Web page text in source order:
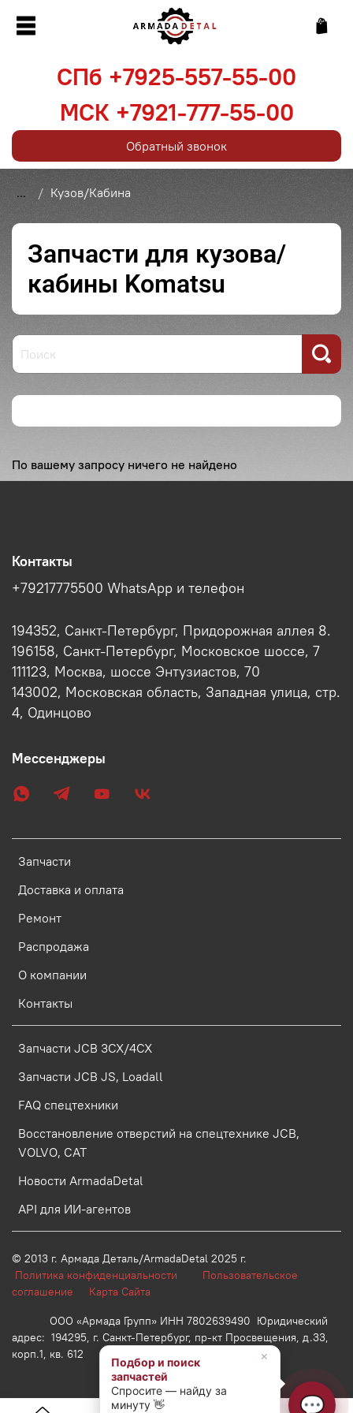
... Кузов/Кабина
Запчасти для кузова/
кабины Komatsu
По вашему запросу ничего не найдено
СПб +7925-557-55-00
МСК +7921-777-55-00
Обратный звонок
Запчасти
Доставка и оплата
Ремонт
Распродажа
О компании
Контакты
Запчасти JCB 3CX/4CX
Запчасти JCB JS, Loadall
FAQ спецтехники
Восстановление отверстий на спецтехнике JCB,
VOLVO, CAT
Новости ArmadaDetal
API для ИИ-агентов
Контакты
+79217775500 WhatsApp и телефон
194352, Санкт-Петербург, Придорожная аллея 8.
196158, Санкт-Петербург, Московское шоссе, 7
111123, Москва, шоссе Энтузиастов, 70
143002, Московская область, Западная улица, стр.
4, Одинцово
Мессенджеры
© 2013 г. Армада Деталь/ArmadaDetal 2025 г.
Политика конфиденциальности
Пользовательское
соглашение Карта Сайта
ООО «Армада Групп» ИНН 7802639490 Юридический
адрес: 194295, г. Санкт-Петербург, пр-кт Просвещения, д.33,
корп.1, кв. 612
💬
×
Подбор и поиск
запчастей
Спросите — найду за
минуту 👋